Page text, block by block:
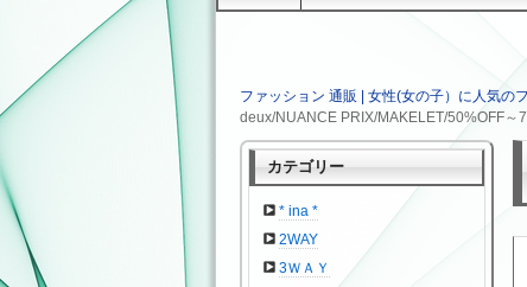
ファッション 通販 | 女性(女の子）に人気の
deux/NUANCE PRIX/MAKELET/50%OFF～
カテゴリー
* ina *
2WAY
3ＷＡＹ